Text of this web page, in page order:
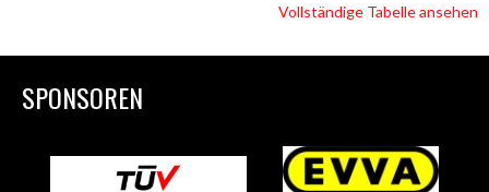
Vollständige Tabelle ansehen
SPONSOREN